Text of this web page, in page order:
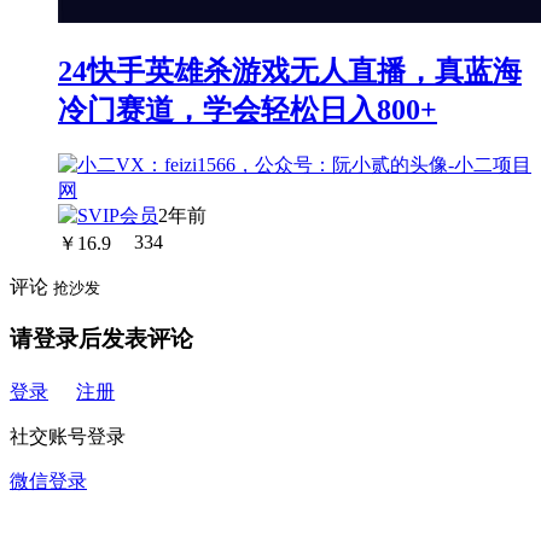
24快手英雄杀游戏无人直播，真蓝海
冷门赛道，学会轻松日入800+
2年前
￥ 16.9 334
评论 抢沙发
请登录后发表评论
登录 注册
社交账号登录
微信登录